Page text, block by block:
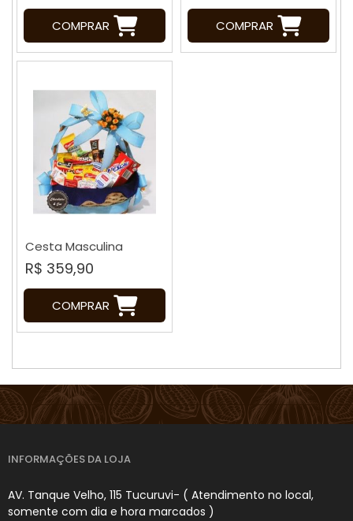
COMPRAR COMPRAR
Cesta Masculina
R$ 359,90
COMPRAR
INFORMAÇÕES DA LOJA
AV. Tanque Velho, 115 Tucuruvi- ( Atendimento no local,
somente com dia e hora marcados )